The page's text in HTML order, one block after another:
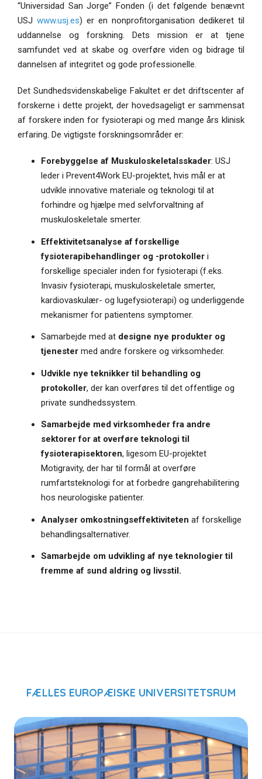
“Universidad San Jorge” Fonden (i det følgende benævnt
USJ www.usj.es) er en nonprofitorganisation dedikeret til
uddannelse og forskning. Dets mission er at tjene
samfundet ved at skabe og overføre viden og bidrage til
dannelsen af ​​integritet og gode professionelle.
Det Sundhedsvidenskabelige Fakultet er det driftscenter af
forskerne i dette projekt, der hovedsageligt er sammensat
af forskere inden for fysioterapi og med mange års klinisk
erfaring. De vigtigste forskningsområder er:
Forebyggelse af Muskuloskeletalsskader: USJ
leder i Prevent4Work EU-projektet, hvis mål er at
udvikle innovative materiale og teknologi til at
forhindre og hjælpe med selvforvaltning af
muskuloskeletale smerter.
Effektivitetsanalyse af forskellige
fysioterapibehandlinger og -protokoller i
forskellige specialer inden for fysioterapi (f.eks.
Invasiv fysioterapi, muskuloskeletale smerter,
kardiovaskulær- og lugefysioterapi) og underliggende
mekanismer for patientens symptomer.
Samarbejde med at designe nye produkter og
tjenester med andre forskere og virksomheder.
Udvikle nye teknikker til behandling og
protokoller, der kan overføres til det offentlige og
private sundhedssystem.
Samarbejde med virksomheder fra andre
sektorer for at overføre teknologi til
fysioterapisektoren, ligesom EU-projektet
Motigravity, der har til formål at overføre
rumfartsteknologi for at forbedre gangrehabilitering
hos neurologiske patienter.
Analyser omkostningseffektiviteten af forskellige
behandlingsalternativer.
Samarbejde om udvikling af nye teknologier til
fremme af sund aldring og livsstil.
FÆLLES EUROPÆISKE UNIVERSITETSRUM